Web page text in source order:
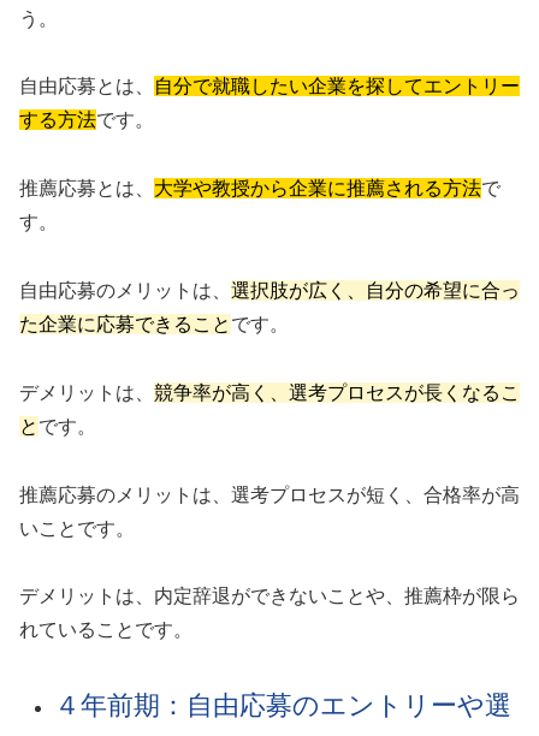
う。
自由応募とは、
自分で就職したい企業を探してエントリー
する方法です。
推薦応募とは、 大学や教授から企業に推薦される方法で
す。
自由応募のメリットは、 選択肢が広く、自分の希望に合っ
た企業に応募できること です。
デメリットは、 競争率が高く、選考プロセスが長くなるこ
と です。
推薦応募のメリットは、選考プロセスが短く、合格率が高
いことです。
デメリットは、内定辞退ができないことや、推薦枠が限ら
れていることです。
４年前期：自由応募のエントリーや選